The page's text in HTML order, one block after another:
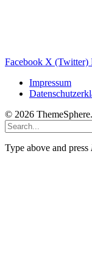
Facebook X (Twitter)
Impressum
© 2026
Type above and press